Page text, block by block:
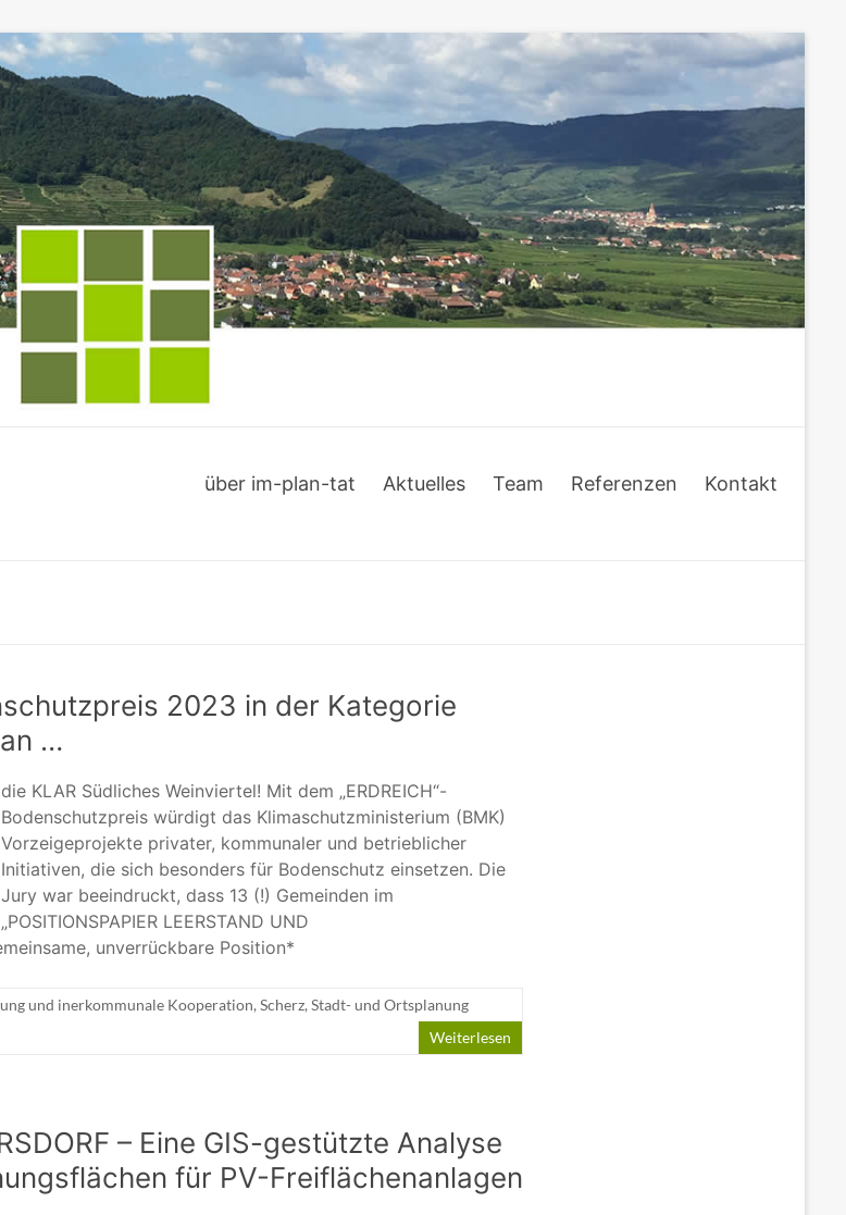
über im-plan-tat Aktuelles Team Referenzen Kontakt
2023 in der Kategorie
…
die KLAR Südliches Weinviertel! Mit dem „ERDREICH“-
Bodenschutzpreis würdigt das Klimaschutzministerium (BMK)
Vorzeigeprojekte privater, kommunaler und betrieblicher
Initiativen, die sich besonders für Bodenschutz einsetzen. Die
Jury war beeindruckt, dass 13 (!) Gemeinden im
„POSITIONSPAPIER LEERSTAND UND
unverrückbare Position*
und inerkommunale Kooperation, Scherz, Stadt- und Ortsplanung
Weiterlesen
– Eine GIS-gestützte Analyse
für PV-Freiflächenanlagen